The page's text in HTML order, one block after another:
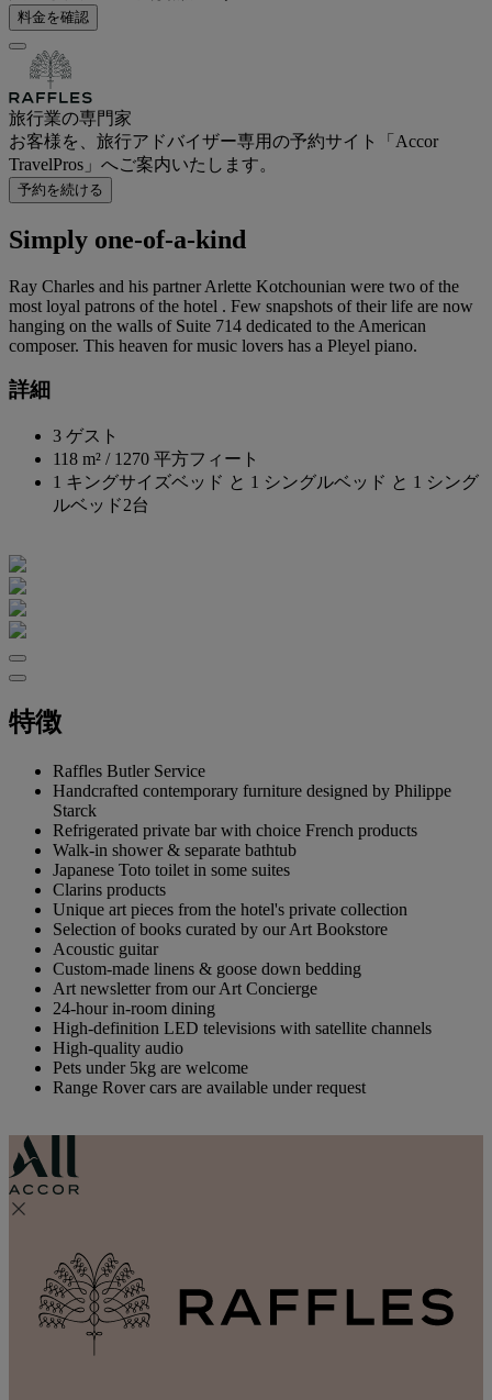
料金を確認
旅行業の専門家
お客様を、旅行アドバイザー専用の予約サイト「Accor
TravelPros」へご案内いたします。
予約を続ける
Simply one-of-a-kind
Ray Charles and his partner Arlette Kotchounian were two of the
most loyal patrons of the hotel . Few snapshots of their life are now
hanging on the walls of Suite 714 dedicated to the American
composer. This heaven for music lovers has a Pleyel piano.
詳細
3 ゲスト
118 m² / 1270 平方フィート
1 キングサイズベッド と 1 シングルベッド と 1 シング
ルベッド2台
特徴
Raffles Butler Service
Handcrafted contemporary furniture designed by Philippe
Starck
Refrigerated private bar with choice French products
Walk-in shower & separate bathtub
Japanese Toto toilet in some suites
Clarins products
Unique art pieces from the hotel's private collection
Selection of books curated by our Art Bookstore
Acoustic guitar
Custom-made linens & goose down bedding
Art newsletter from our Art Concierge
24-hour in-room dining
High-definition LED televisions with satellite channels
High-quality audio
Pets under 5kg are welcome
Range Rover cars are available under request